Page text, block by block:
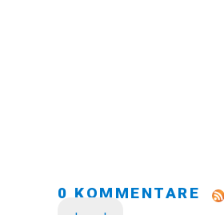
0 KOMMENTARE